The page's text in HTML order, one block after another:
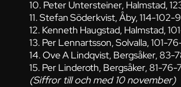
10. Peter Untersteiner, Halmstad,
11. Stefan Söderkvist, Åby, 114-102-
12. Kenneth Haugstad, Halmstad,
13. Per Lennartsson, Solvalla, 101-
14. Ove A Lindqvist, Bergsåker, 83-
15. Per Linderoth, Bergsåker, 81-76-
(Siffror till och med 10 november)